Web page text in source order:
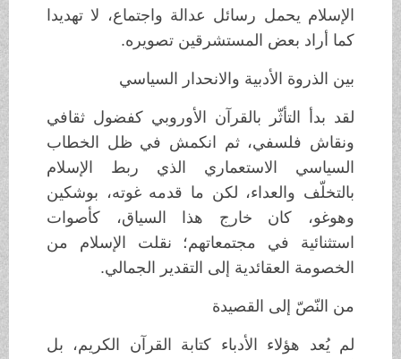
الإسلام يحمل رسائل عدالة واجتماع، لا تهديدا
كما أراد بعض المستشرقين تصويره.
بين الذروة الأدبية والانحدار السياسي
لقد بدأ التأثّر بالقرآن الأوروبي كفضول ثقافي
ونقاش فلسفي، ثم انكمش في ظل الخطاب
السياسي الاستعماري الذي ربط الإسلام
بالتخلّف والعداء، لكن ما قدمه غوته، بوشكين
وهوغو، كان خارج هذا السياق، كأصوات
استثنائية في مجتمعاتهم؛ نقلت الإسلام من
الخصومة العقائدية إلى التقدير الجمالي.
من النّصّ إلى القصيدة
لم يُعد هؤلاء الأدباء كتابة القرآن الكريم، بل